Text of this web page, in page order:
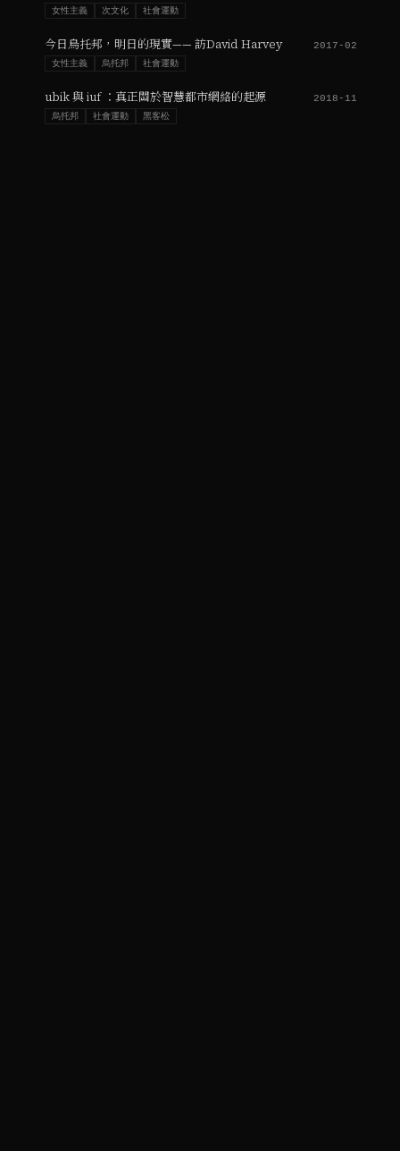
女性主義 次文化 社會運動
今日烏托邦，明日的現實—— 訪David Harvey 2017-02
女性主義 烏托邦 社會運動
ubik 與 iuf ：真正關於智慧都市網絡的起源 2018-11
烏托邦 社會運動 黑客松